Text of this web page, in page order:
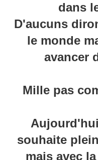
dans
D'aucuns
le monde
avancer
Mille pas
souhaite
mais avec